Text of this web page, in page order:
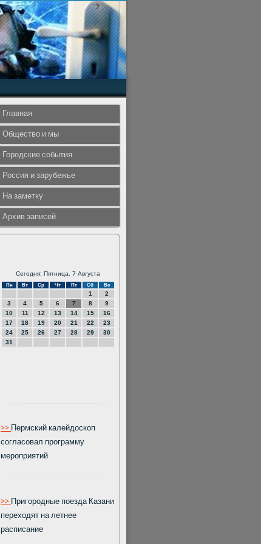
Главная
Общество и мы
Городские события
Россия и зарубежье
На заметку
Архив записей
Сегодня: Пятница, 7 Августа
Пн Вт Ср Чт Пт Сб Вс
1
2
3
4 5 6 7 8
9
10
11 12 13 14 15
16
17
18 19 20 21 22
23
24
25 26 27 28 29
30
31
>>Пермский калейдоскоп
согласовал программу
мероприятий
>>Пригородные поезда Казани
переходят на летнее
расписание